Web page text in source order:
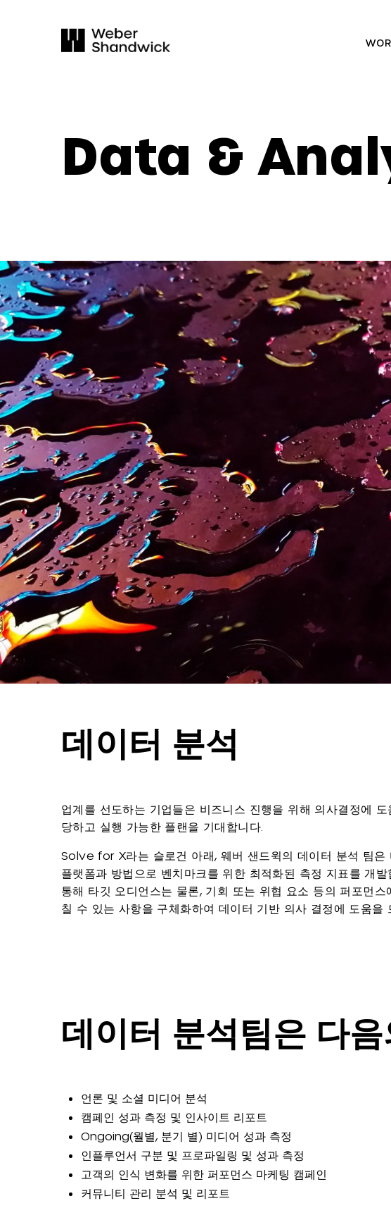
Data &
데이터 분석
업계를 선도하는 기업들은 비즈니스 진행을 위해 의사결정에
당하고 실행 가능한 플랜을 기대합니다.
Solve for X라는 슬로건 아래, 웨버 샌드윅의 데이터 분석 팀은
플랫폼과 방법으로 벤치마크를 위한 최적화된 측정 지표를 개발
통해 타깃 오디언스는 물론, 기회 또는 위협 요소 등의 퍼포먼스
칠 수 있는 사항을 구체화하여 데이터 기반 의사 결정에 도움을
데이터 분석팀은 다
언론 및 소셜 미디어 분석
캠페인 성과 측정 및 인사이트 리포트
Ongoing(월별, 분기 별) 미디어 성과 측정
인플루언서 구분 및 프로파일링 및 성과 측정
고객의 인식 변화를 위한 퍼포먼스 마케팅 캠페인
커뮤니티 관리 분석 및 리포트